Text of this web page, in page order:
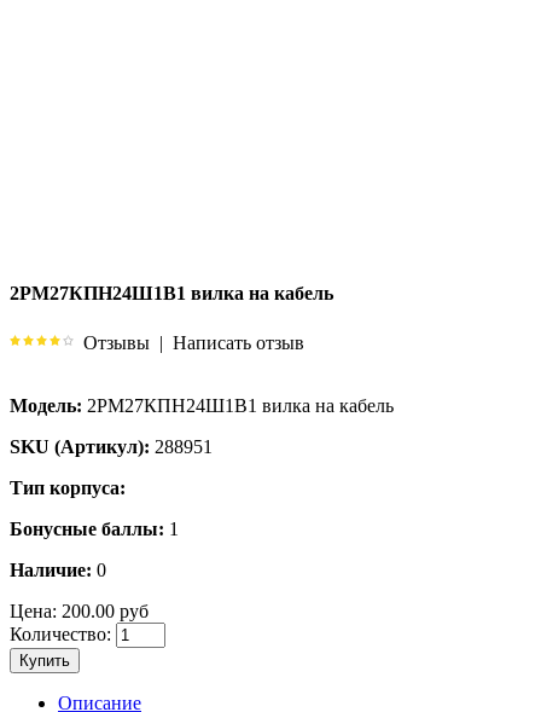
2РМ27КПН24Ш1В1 вилка на кабель
Отзывы | Написать отзыв
Модель: 2РМ27КПН24Ш1В1 вилка на кабель
SKU (Артикул): 288951
Тип корпуса:
Бонусные баллы: 1
Наличие: 0
Цена: 200.00 руб
Количество:
Купить
Описание